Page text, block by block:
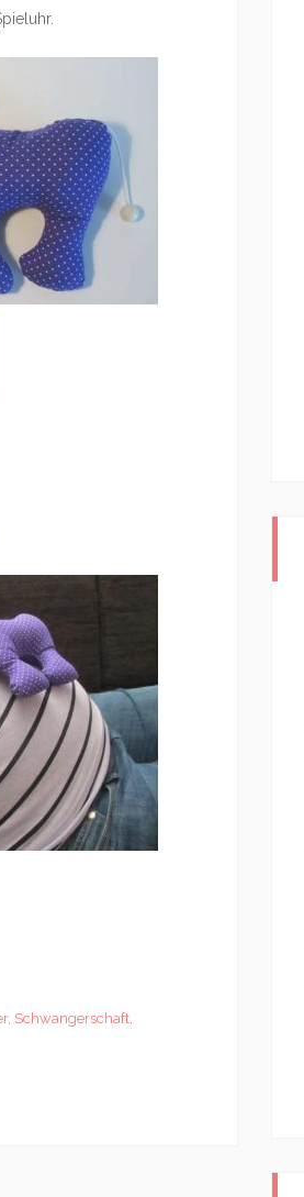
, Schwangerschaft,